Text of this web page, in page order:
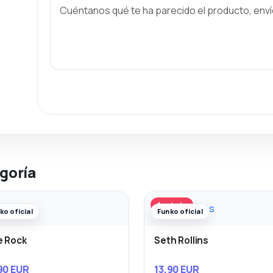
oficial
Rock
EUR
Agotado
Funko oficial
Seth Rollins
13,90 EUR